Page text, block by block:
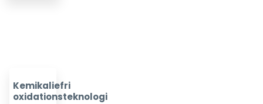
Kemikaliefri
oxidationsteknologi